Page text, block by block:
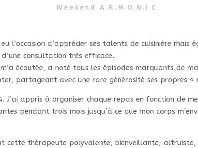
Weekend A.R.M.O.N.I.C.
l’occasion d’apprécier ses talents de cuisinière
consultation très efficace.
écoutée, a noté tous les épisodes marquants de
partageant avec une rare générosité ses propres «
appris à organiser chaque repas en fonction de
pendant trois mois jusqu’à ce que mon corps
cette thérapeute polyvalente, bienveillante,